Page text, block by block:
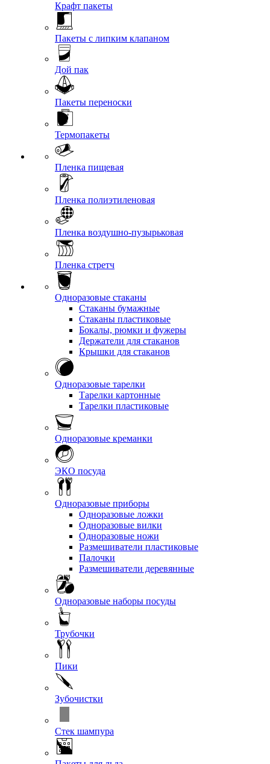
Крафт пакеты
Пакеты с липким клапаном
Дой пак
Пакеты переноски
Термопакеты
Пленка пищевая
Пленка полиэтиленовая
Пленка воздушно-пузырьковая
Пленка стретч
Одноразовые стаканы
Стаканы бумажные
Стаканы пластиковые
Бокалы, рюмки и фужеры
Держатели для стаканов
Крышки для стаканов
Одноразовые тарелки
Тарелки картонные
Тарелки пластиковые
Одноразовые креманки
ЭКО посуда
Одноразовые приборы
Одноразовые ложки
Одноразовые вилки
Одноразовые ножи
Размешиватели пластиковые
Палочки
Размешиватели деревянные
Одноразовые наборы посуды
Трубочки
Пики
Зубочистки
Стек шампура